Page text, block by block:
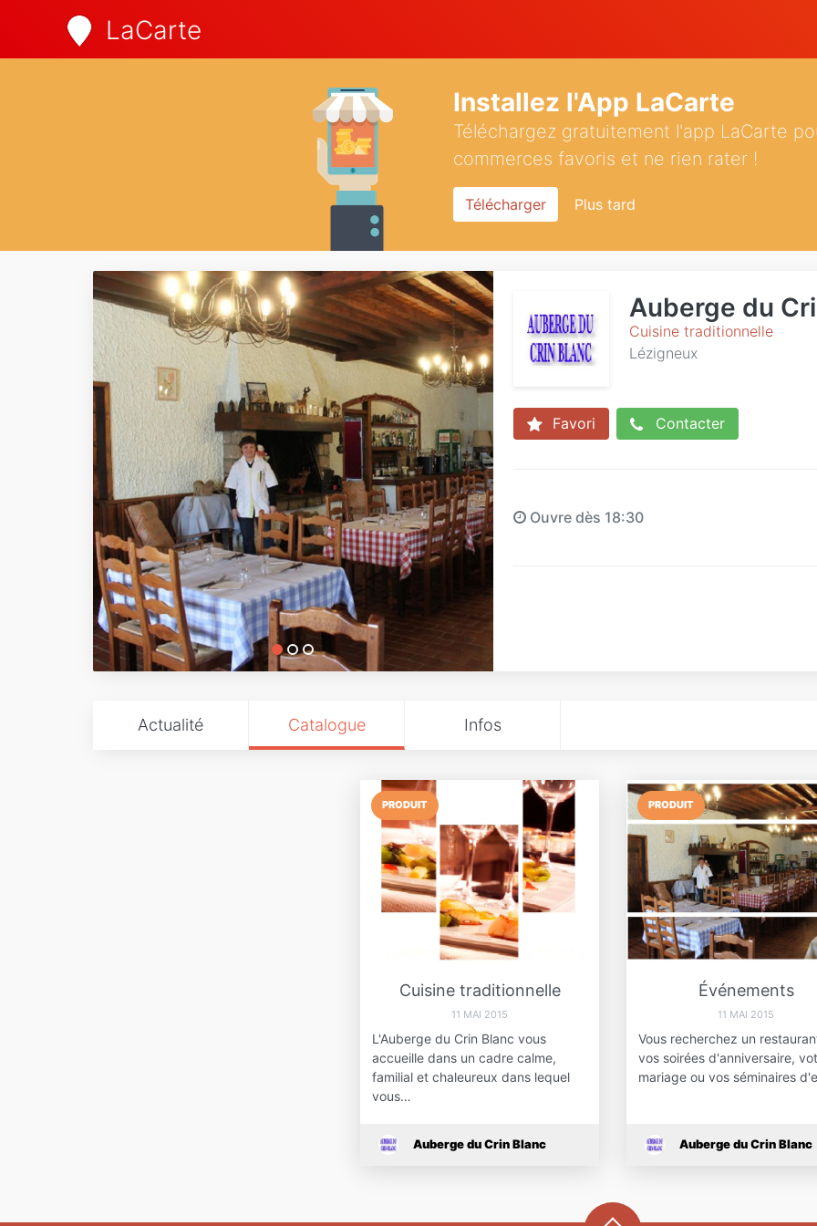
LaCarte
Installez l'App LaCarte
Téléchargez gratuitement l'app LaCarte
commerces favoris et ne rien rater !
Télécharger Plus tard
Auberge du
Cuisine traditionnelle
Lézigneux
Favori Contacter
Ouvre dès 18:30
Actualité Catalogue Infos
PRODUIT
Cuisine traditionnelle
11 MAI 2015
L'Auberge du Crin Blanc vous
accueille dans un cadre calme,
familial et chaleureux dans lequel
vous…
Auberge du Crin Blanc
PRODUIT
Événements
11 MAI 2015
Vous recherchez un
vos soirées d'anniversaire,
mariage ou vos séminaires
Auberge du Crin Blanc